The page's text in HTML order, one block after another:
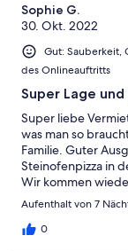
Sophie G.
30. Okt. 2022
Gut: Sauberkeit,
des Onlineauftritts
Super Lage
Super liebe
was man so
Familie. Guter
Steinofenpizza in
Wir kommen
Aufenthalt von 7
0